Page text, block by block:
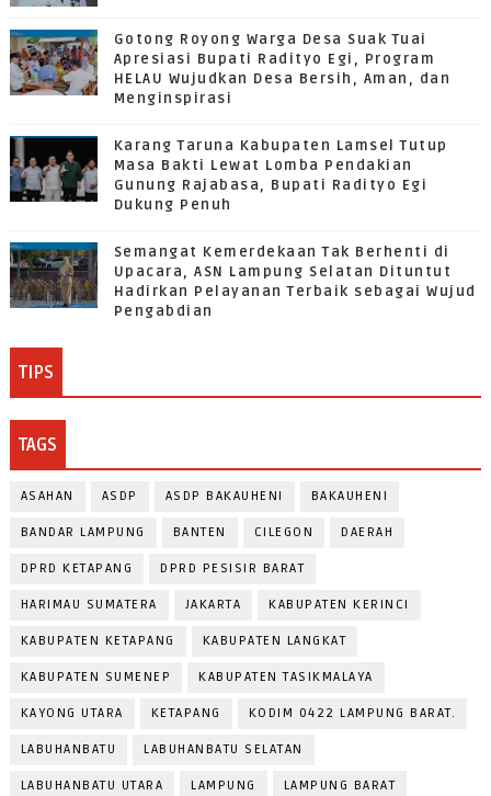
Gotong Royong Warga Desa Suak Tuai
Apresiasi Bupati Radityo Egi, Program
HELAU Wujudkan Desa Bersih, Aman, dan
Menginspirasi
Karang Taruna Kabupaten Lamsel Tutup
Masa Bakti Lewat Lomba Pendakian
Gunung Rajabasa, Bupati Radityo Egi
Dukung Penuh
Semangat Kemerdekaan Tak Berhenti di
Upacara, ASN Lampung Selatan Dituntut
Hadirkan Pelayanan Terbaik sebagai Wujud
Pengabdian
TIPS
TAGS
ASAHAN ASDP ASDP BAKAUHENI BAKAUHENI
BANDAR LAMPUNG BANTEN CILEGON DAERAH
DPRD KETAPANG DPRD PESISIR BARAT
HARIMAU SUMATERA JAKARTA KABUPATEN KERINCI
KABUPATEN KETAPANG KABUPATEN LANGKAT
KABUPATEN SUMENEP KABUPATEN TASIKMALAYA
KAYONG UTARA KETAPANG KODIM 0422 LAMPUNG BARAT.
LABUHANBATU LABUHANBATU SELATAN
LABUHANBATU UTARA LAMPUNG LAMPUNG BARAT